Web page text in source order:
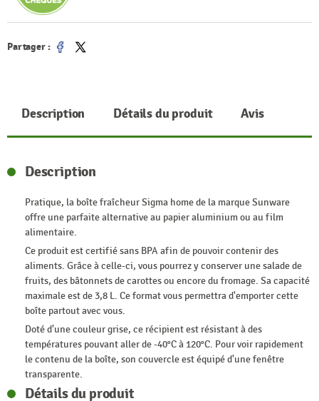
Partager :
Partager
Tweet
Description Détails du produit Avis
Description
Pratique, la boîte fraîcheur Sigma home de la marque Sunware
offre une parfaite alternative au papier aluminium ou au film
alimentaire.
Ce produit est certifié sans BPA afin de pouvoir contenir des
aliments. Grâce à celle-ci, vous pourrez y conserver une salade de
fruits, des bâtonnets de carottes ou encore du fromage. Sa capacité
maximale est de 3,8 L. Ce format vous permettra d'emporter cette
boîte partout avec vous.
Doté d'une couleur grise, ce récipient est résistant à des
températures pouvant aller de -40°C à 120°C. Pour voir rapidement
le contenu de la boîte, son couvercle est équipé d'une fenêtre
transparente.
Détails du produit